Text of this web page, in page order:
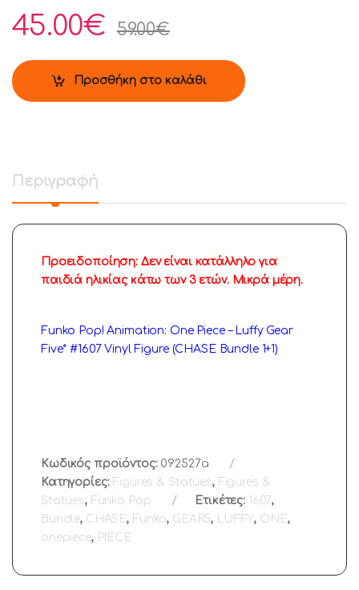
45.00€ 59.00€
Προσθήκη στο καλάθι
Περιγραφή
Προειδοποίηση: Δεν είναι κατάλληλο για
παιδιά ηλικίας κάτω των 3 ετών. Μικρά μέρη.
Funko Pop! Animation: One Piece – Luffy Gear
Five* #1607 Vinyl Figure (CHASE Bundle 1+1)
Κωδικός προϊόντος: 092527a
Κατηγορίες: Figures & Statues, Figures &
Statues, Funko Pop Ετικέτες: 1607,
Bundle, CHASE, Funko, GEAR5, LUFFY, ONE,
onepiece, PIECE